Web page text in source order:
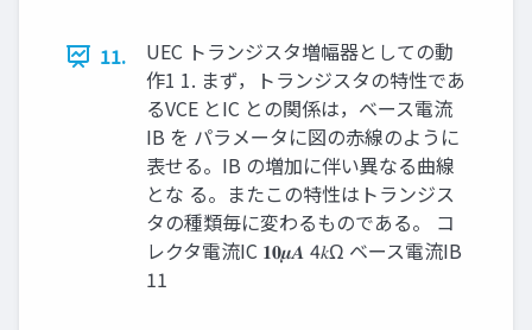
11.
UEC トランジスタ増幅器としての動
作1 1. まず，トランジスタの特性であ
るVCE とIC との関係は，ベース電流
IB を パラメータに図の赤線のように
表せる。IB の増加に伴い異なる曲線
とな る。またこの特性はトランジス
タの種類毎に変わるものである。 コ
レクタ電流IC 𝟏𝟎𝝁𝑨 4𝑘Ω ベース電流IB
11